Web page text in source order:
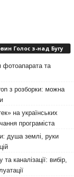
Голос з-над Бугу
фотоапарата та
з розборки: можна
на українських
програміста
душа землі, руки
каналізації: вибір,